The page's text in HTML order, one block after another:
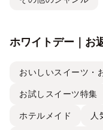
ホワイトデー｜お
おいしいスイーツ・
お試しスイーツ特集
ホテルメイド 人